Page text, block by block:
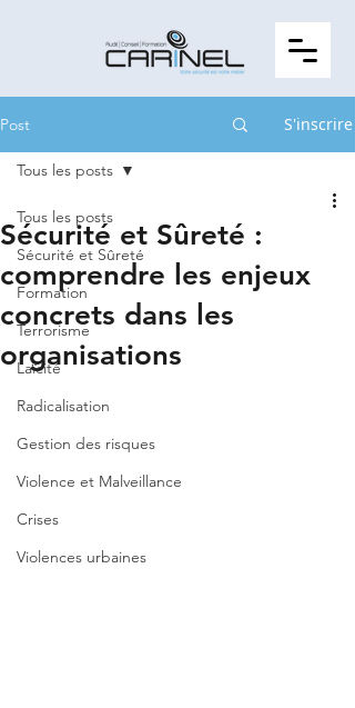
Post S'inscrire
Tous les posts
Sécurité et Sûreté
Formation
Terrorisme
Laïcité
Radicalisation
Gestion des risques
Violence et Malveillance
Crises
Violences urbaines
Tous les posts
Sécurité et Sûreté :
comprendre les enjeux
concrets dans les
organisations